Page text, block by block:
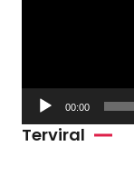
d
00:00
Terviral